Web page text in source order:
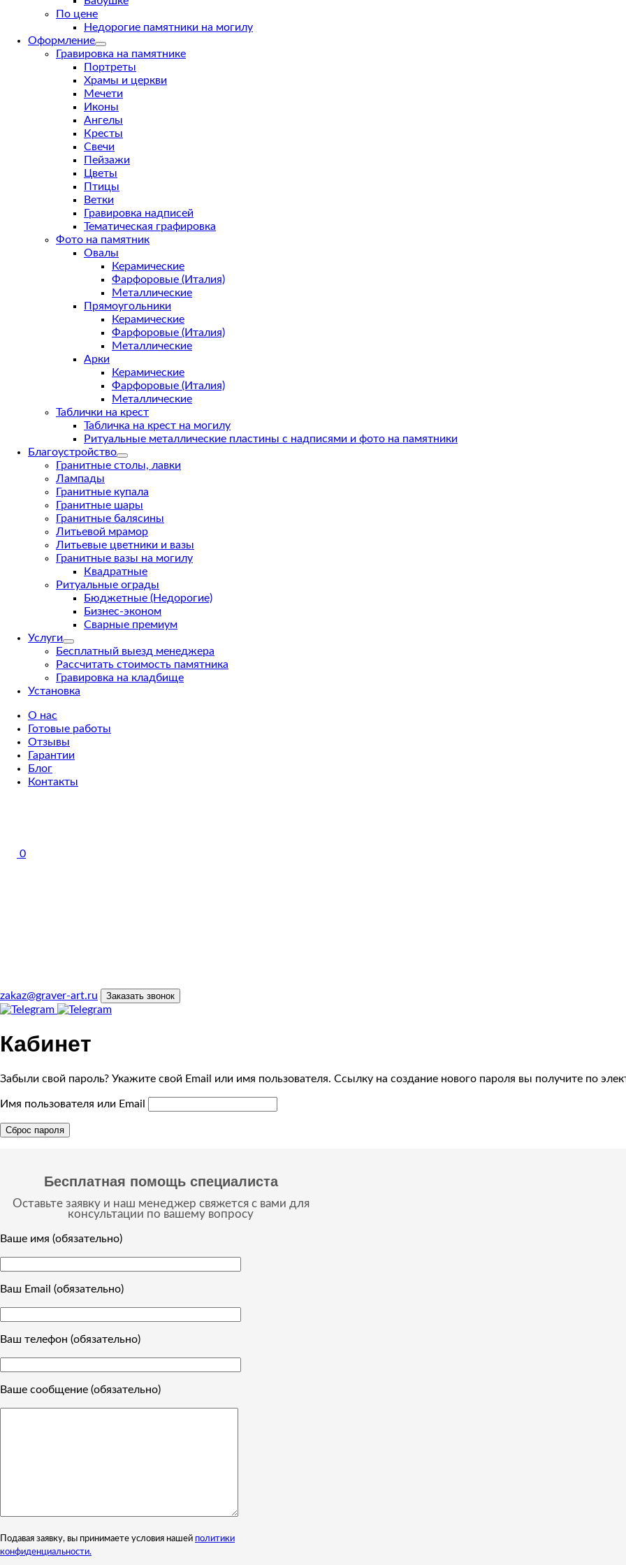
По цене
Недорогие памятники на могилу
Оформление
Гравировка на памятнике
Портреты
Храмы и церкви
Мечети
Иконы
Ангелы
Кресты
Свечи
Пейзажи
Цветы
Птицы
Ветки
Гравировка надписей
Тематическая графировка
Фото на памятник
Овалы
Керамические
Фарфоровые (Италия)
Металлические
Прямоугольники
Керамические
Фарфоровые (Италия)
Металлические
Арки
Керамические
Фарфоровые (Италия)
Металлические
Таблички на крест
Табличка на крест на могилу
Ритуальные металлические пластины с надписями и фото на памятники
Благоустройство
Гранитные столы, лавки
Лампады
Гранитные купала
Гранитные шары
Гранитные балясины
Литьевой мрамор
Литьевые цветники и вазы
Гранитные вазы на могилу
Квадратные
Ритуальные ограды
Бюджетные (Недорогие)
Бизнес-эконом
Сварные премиум
Услуги
Бесплатный выезд менеджера
Рассчитать стоимость памятника
Гравировка на кладбище
Установка
О нас
Готовые работы
Отзывы
Гарантии
Блог
Контакты
0
zakaz@graver-art.ru Заказать звонок
Кабинет
Забыли свой пароль? Укажите свой Email или имя пользователя. Ссылку на создание нового пароля вы получите по
Имя пользователя или Email
Сброс пароля
Бесплатная помощь специалиста
Оставьте заявку и наш менеджер свяжется с вами для
консультации по вашему вопросу
Ваше имя (обязательно)
Ваш Email (обязательно)
Ваш телефон (обязательно)
Ваше сообщение (обязательно)
Подавая заявку, вы принимаете условия нашей политики
конфиденциальности.